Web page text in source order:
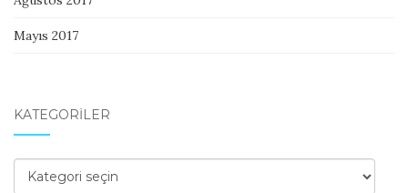
Mayıs 2017
KATEGORILER
Kategoriler